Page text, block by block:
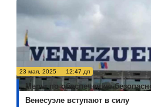
23 мая, 2025 12:47 дп
Меры по обеспечению
Венесуэле вступают в силу